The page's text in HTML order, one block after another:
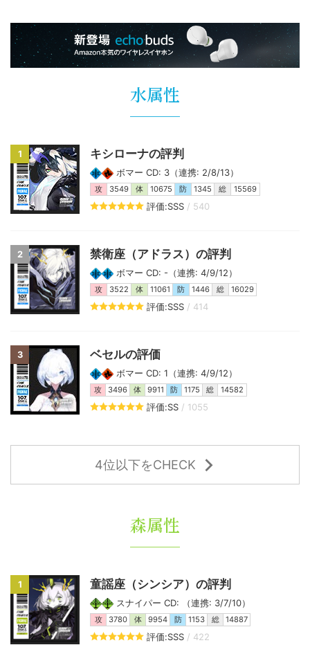
水属性
1 キシローナの評判
ボマー CD: 3（連携: 2/8/13）
攻 3549 体 10675 防 1345 総 15569
評価:SSS / 540
2 禁衛座（アドラス）の評判
ボマー CD: -（連携: 4/9/12）
攻 3522 体 11061 防 1446 総 16029
評価:SSS / 414
3 ベセルの評価
ボマー CD: 1（連携: 4/9/12）
攻 3496 体 9911 防 1175 総 14582
評価:SS / 1055
4位以下をCHECK
森属性
1 童謡座（シンシア）の評判
スナイパー CD: （連携: 3/7/10）
攻 3780 体 9954 防 1153 総 14887
評価:SSS / 422